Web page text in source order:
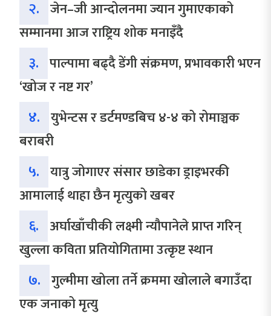
२. जेन–जी आन्दोलनमा ज्यान गुमाएकाको
सम्मानमा आज राष्ट्रिय शोक मनाइँदै
३. पाल्पामा बढ्दै डेंगी संक्रमण, प्रभावकारी भएन
‘खोज र नष्ट गर’
४. युभेन्टस र डर्टमण्डबिच ४-४ को रोमाञ्चक
बराबरी
५. यात्रु जोगाएर संसार छाडेका ड्राइभरकी
आमालाई थाहा छैन मृत्युको खबर
६. अर्घाखाँचीकी लक्ष्मी न्यौपानेले प्राप्त गरिन्
खुल्ला कविता प्रतियोगितामा उत्कृष्ट स्थान
७. गुल्मीमा खोला तर्ने क्रममा खोलाले बगाउँदा
एक जनाको मृत्यु